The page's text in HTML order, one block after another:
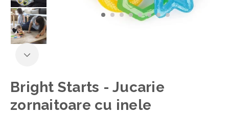
Bright Starts - Jucarie
zornaitoare cu inele